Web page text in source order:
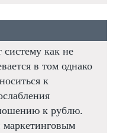
как не
в том однако
к
к рублю.
маркетинговым